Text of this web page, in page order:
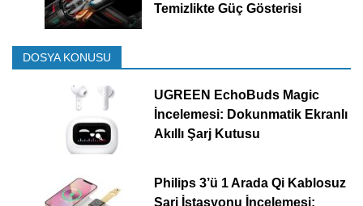
Temizlikte Güç Gösterisi
DOSYA KONUSU
UGREEN EchoBuds Magic
İncelemesi: Dokunmatik Ekranlı
Akıllı Şarj Kutusu
Philips 3’ü 1 Arada Qi Kablosuz
Şarj İstasyonu İncelemesi: